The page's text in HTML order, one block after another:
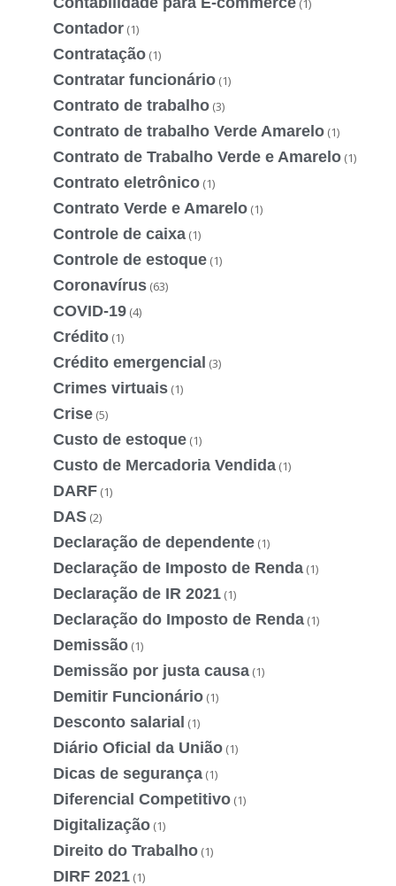
(1)
Contador (1)
Contratação (1)
Contratar funcionário (1)
Contrato de trabalho (3)
Contrato de trabalho Verde Amarelo (1)
Contrato de Trabalho Verde e Amarelo (1)
Contrato eletrônico (1)
Contrato Verde e Amarelo (1)
Controle de caixa (1)
Controle de estoque (1)
Coronavírus (63)
COVID-19 (4)
Crédito (1)
Crédito emergencial (3)
Crimes virtuais (1)
Crise (5)
Custo de estoque (1)
Custo de Mercadoria Vendida (1)
DARF (1)
DAS (2)
Declaração de dependente (1)
Declaração de Imposto de Renda (1)
Declaração de IR 2021 (1)
Declaração do Imposto de Renda (1)
Demissão (1)
Demissão por justa causa (1)
Demitir Funcionário (1)
Desconto salarial (1)
Diário Oficial da União (1)
Dicas de segurança (1)
Diferencial Competitivo (1)
Digitalização (1)
Direito do Trabalho (1)
DIRF 2021 (1)